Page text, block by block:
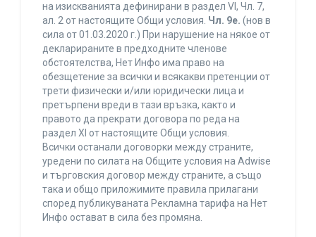
на изискванията дефинирани в раздел VI, Чл. 7,
ал. 2 от настоящите Общи условия. Чл. 9е. (нов в
сила от 01.03.2020 г.) При нарушение на някое от
декларираните в предходните членове
обстоятелства, Нет Инфо има право на
обезщетение за всички и всякакви претенции от
трети физически и/или юридически лица и
претърпени вреди в тази връзка, както и
правото да прекрати договора по реда на
раздел XI от настоящите Общи условия.
Всички останали договорки между страните,
уредени по силата на Общите условия на Adwise
и търговския договор между страните, а също
така и общо приложимите правила прилагани
според публикуваната Рекламна тарифа на Нет
Инфо остават в сила без промяна.